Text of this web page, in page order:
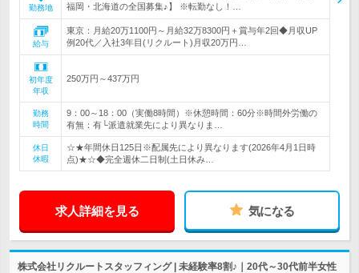
勤務地
福岡・北海道の全国募集♪】 ※転勤なし！…
給与
東京：月給20万1100円～月給32万8300円＋賞与年2回◆月収UP
例20代／入社3年目(リクルート)月収20万円…
初年度
年収
250万円～437万円
勤務
時間
9：00～18：00（実働8時間）※休憩時間：60分※時間外労働の
有無：有└派遣就業先により異なりま…
休日
休暇
☆★年間休日125日※配属先により異なります(2026年4月1日時
点)★☆◆完全週休二日制(土日休み…
求人詳細を見る 気になる
株式会社リクルートスタッフィング | 未経験率8割♪｜20代～30代前半女性